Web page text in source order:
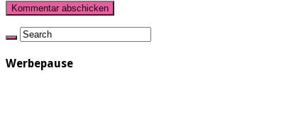
Werbepause